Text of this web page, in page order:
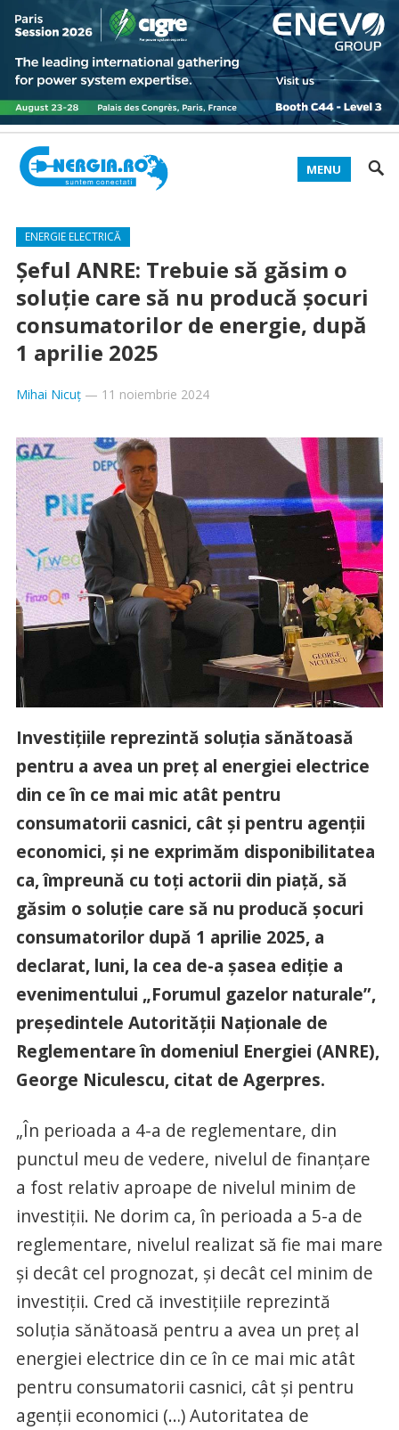
MENU
ENERGIE ELECTRICĂ
Şeful ANRE: Trebuie să găsim o
soluţie care să nu producă şocuri
consumatorilor de energie, după
1 aprilie 2025
Mihai Nicuț— 11 noiembrie 2024
Investiţiile reprezintă soluţia sănătoasă
pentru a avea un preţ al energiei electrice
din ce în ce mai mic atât pentru
consumatorii casnici, cât şi pentru agenţii
economici, şi ne exprimăm disponibilitatea
ca, împreună cu toţi actorii din piaţă, să
găsim o soluţie care să nu producă şocuri
consumatorilor după 1 aprilie 2025, a
declarat, luni, la cea de-a şasea ediţie a
evenimentului „Forumul gazelor naturale”,
preşedintele Autorităţii Naţionale de
Reglementare în domeniul Energiei (ANRE),
George Niculescu, citat de Agerpres.
„În perioada a 4-a de reglementare, din
punctul meu de vedere, nivelul de finanţare
a fost relativ aproape de nivelul minim de
investiţii. Ne dorim ca, în perioada a 5-a de
reglementare, nivelul realizat să fie mai mare
şi decât cel prognozat, şi decât cel minim de
investiţii. Cred că investiţiile reprezintă
soluţia sănătoasă pentru a avea un preţ al
energiei electrice din ce în ce mai mic atât
pentru consumatorii casnici, cât şi pentru
agenţii economici (…) Autoritatea de